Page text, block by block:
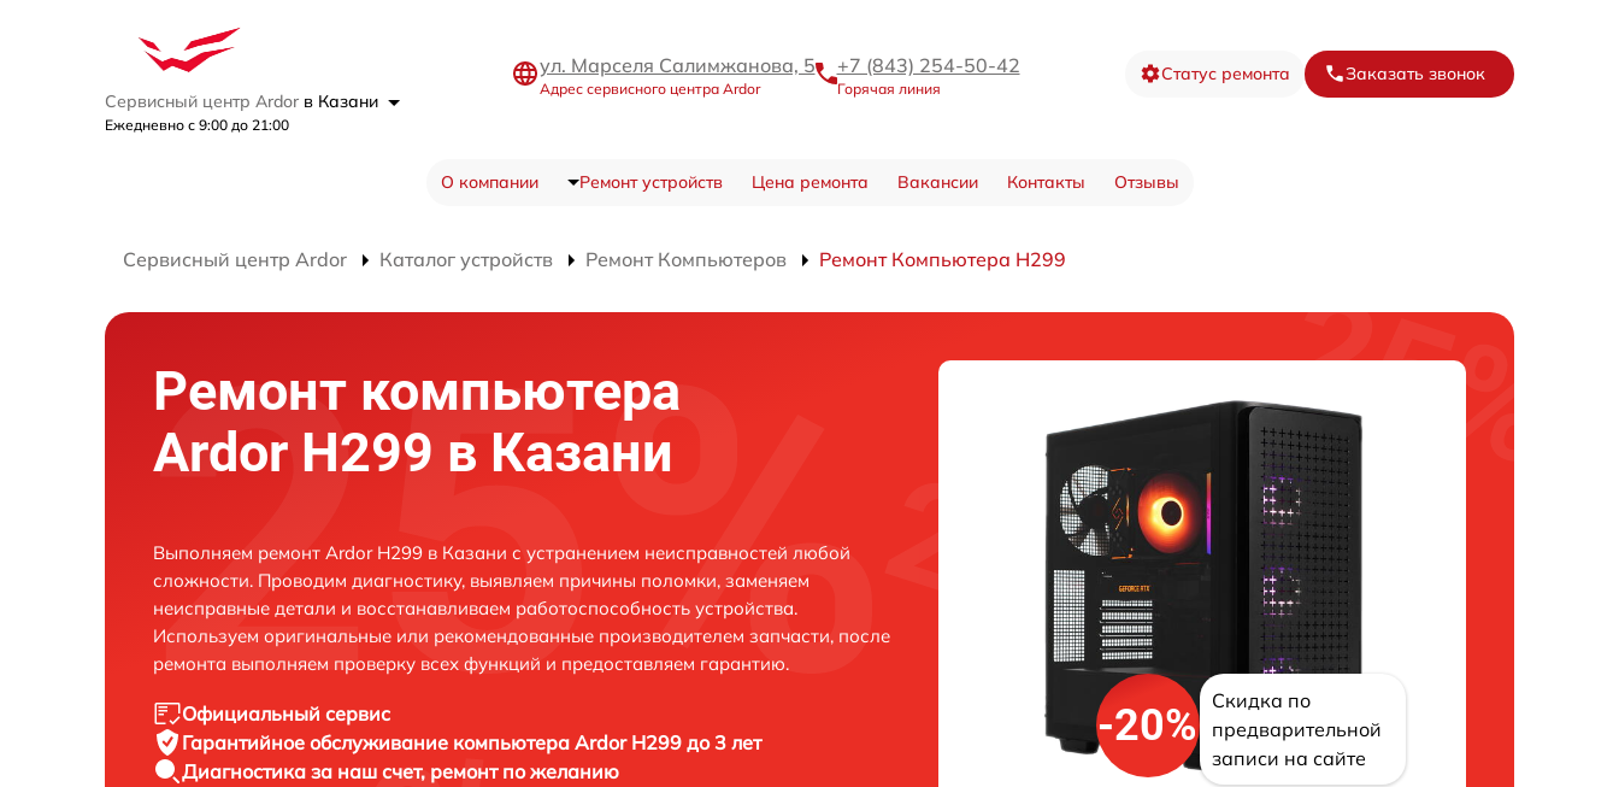
Сервисный центр Ardor в Казани
Ежедневно с 9:00 до 21:00
ул. Марселя Салимжанова, 5
Адрес сервисного центра Ardor
+7 (843) 254-50-42
Горячая линия
Статус ремонта Заказать звонок
О компании Ремонт устройств Цена ремонта Вакансии Контакты Отзывы
Сервисный центр Ardor Каталог устройств Ремонт Компьютеров Ремонт Компьютера H299
Ремонт компьютера
Ardor H299 в Казани
Выполняем ремонт Ardor H299 в Казани с устранением неисправностей любой
сложности. Проводим диагностику, выявляем причины поломки, заменяем
неисправные детали и восстанавливаем работоспособность устройства.
Используем оригинальные или рекомендованные производителем запчасти, после
ремонта выполняем проверку всех функций и предоставляем гарантию.
Официальный сервис
Гарантийное обслуживание компьютера Ardor H299 до 3 лет
Диагностика за наш счет, ремонт по желанию
-20%
Скидка по
предварительной
записи на сайте